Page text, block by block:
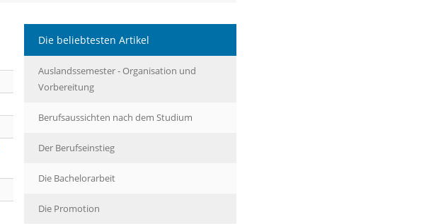
Die beliebtesten Artikel
Auslandssemester - Organisation und
Vorbereitung
Berufsaussichten nach dem Studium
Der Berufseinstieg
Die Bachelorarbeit
Die Promotion